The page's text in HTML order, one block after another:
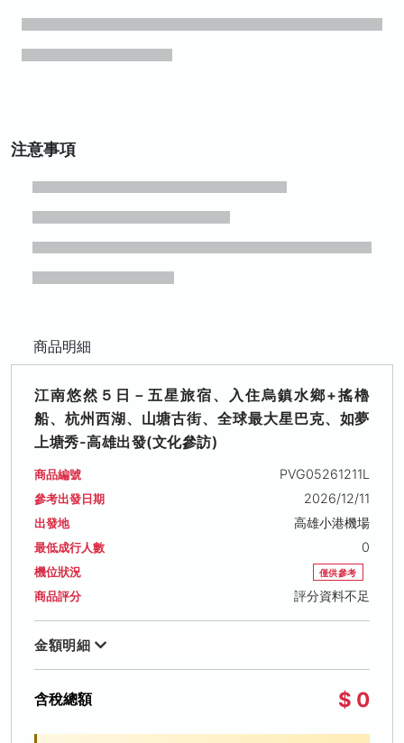
注意事項
商品明細
江南悠然５日－五星旅宿、入住烏鎮水鄉+搖櫓
船、杭州西湖、山塘古街、全球最大星巴克、如夢
上塘秀-高雄出發(文化參訪)
商品編號 PVG05261211L
參考出發日期 2026/12/11
出發地 高雄小港機場
最低成行人數 0
機位狀況 僅供參考
商品評分 評分資料不足
金額明細
含稅總額 $ 0